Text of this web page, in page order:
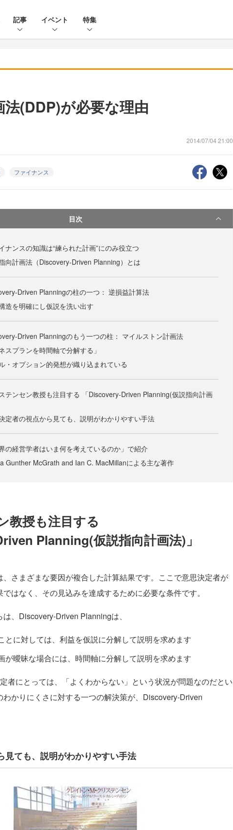
記事 イベント 特集
(DDP)が必要な理由
2014/07/04 21:00
ファイナンス
目次
ナンスの知識は“練られた計画”にのみ役立つ
向計画法（Discovery-Driven Planning）とは
Driven Planningの柱の一つ： 逆損益計算法
造を明確にし仮説を洗い出す
Driven Planningのもう一つの柱： マイルストン計画法
スプランを時間軸で分解する」
・オプション的発想が織り込まれている
テンセン教授も注目する 「Discovery-Driven Planning(仮説指向計画
定者の視点から見ても、説明がわかりやすい手法
界の経営学者はいま何を考えているのか」で紹介
Gunther McGrath and Ian C. MacMillanによる主な著作
教授も注目する
Planning(仮説指向計画法)」
さまざまな要因が複合した計算結果です。ここで意思決定者が
はなく、その見込みを達成するために必要な条件です。
、Discovery-Driven Planningは、
とに対しては、利益を仮説に分解して説明を求めます
が曖昧な場合には、時間軸に分解して説明を求めます
者にとっては、「よくわからない」という状況が問題なのだとい
わかりにくさに対する一つの解決策が、Discovery-Driven
見ても、説明がわかりやすい手法